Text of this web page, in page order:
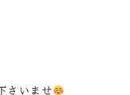
さいませ